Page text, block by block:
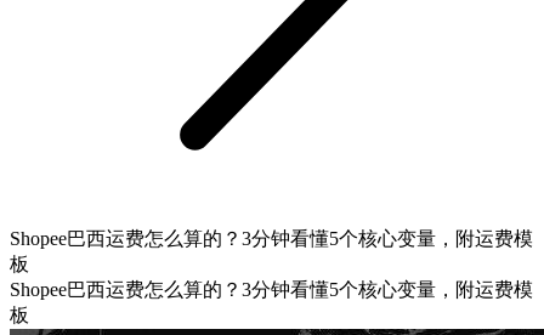
Shopee巴西运费怎么算的？3分钟看懂5个核心变量，附运费模
板
Shopee巴西运费怎么算的？3分钟看懂5个核心变量，附运费模
板